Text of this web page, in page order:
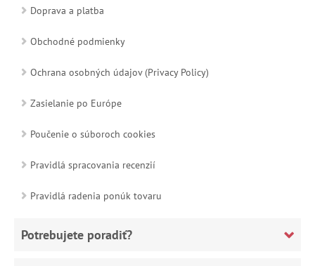
Doprava a platba
Obchodné podmienky
Ochrana osobných údajov (Privacy Policy)
Zasielanie po Európe
Poučenie o súboroch cookies
Pravidlá spracovania recenzií
Pravidlá radenia ponúk tovaru
Potrebujete poradiť?